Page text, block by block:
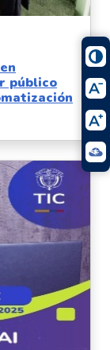
público